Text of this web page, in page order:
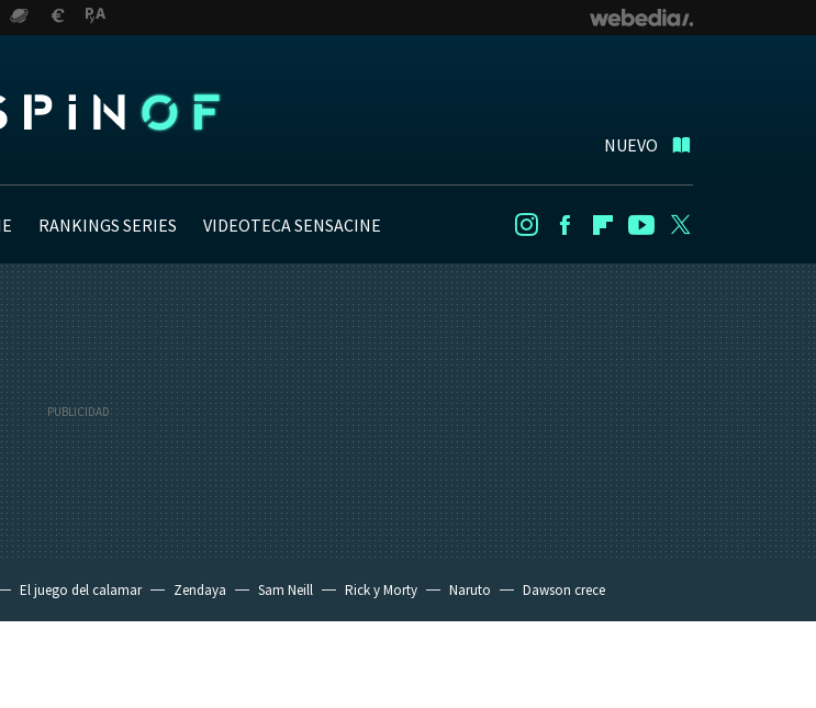
NUEVO
RANKINGS SERIES VIDEOTECA SENSACINE InstagramFacebookFlipboard
Youtube
El juego del calamar Zendaya Sam Neill Rick y Morty Naruto Dawson crece